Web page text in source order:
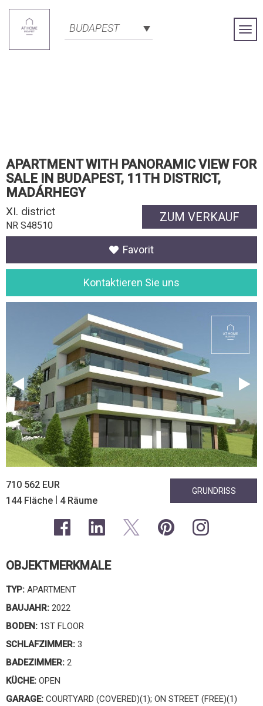
BUDAPEST
APARTMENT WITH PANORAMIC VIEW FOR
SALE IN BUDAPEST, 11TH DISTRICT,
MADÁRHEGY
ZUM VERKAUF
XI. district
NR S48510
Favorit
Kontaktieren Sie uns
710 562 EUR
144 Fläche | 4 Räume
GRUNDRISS
OBJEKTMERKMALE
TYP: APARTMENT
BAUJAHR: 2022
BODEN: 1ST FLOOR
SCHLAFZIMMER: 3
BADEZIMMER: 2
KÜCHE: OPEN
GARAGE: COURTYARD (COVERED)(1); ON STREET (FREE)(1)